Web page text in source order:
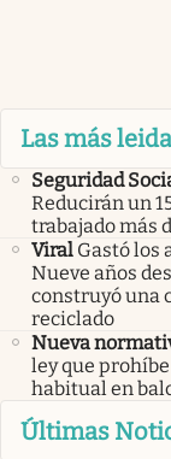
Las más
Seguridad
Reducirán un
trabajado más
Viral Gastó los
Nueve años
construyó una
reciclado
Nueva
ley que
habitual en
Últimas